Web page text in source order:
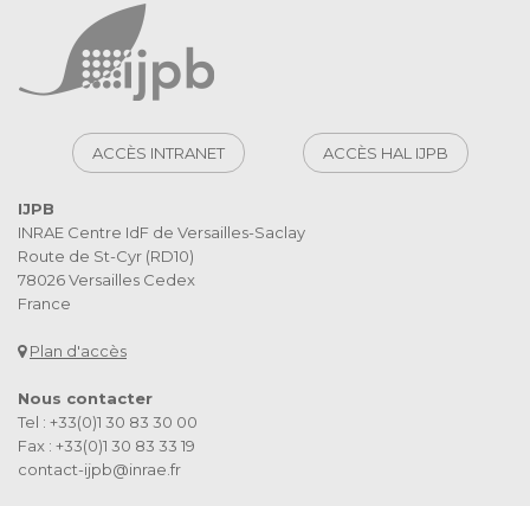
ACCÈS INTRANET ACCÈS HAL IJPB
IJPB
INRAE Centre IdF de Versailles-Saclay
Route de St-Cyr (RD10)
78026 Versailles Cedex
France
Plan d'accès
Nous contacter
Tel : +33(0)1 30 83 30 00
Fax : +33(0)1 30 83 33 19
contact-ijpb@inrae.fr